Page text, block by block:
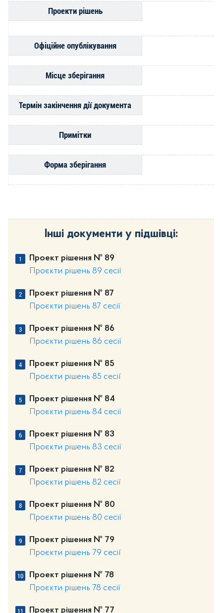
Проекти рішень
Офіційне опублікування
Місце зберігання
Термін закінчення дії документа
Примітки
Форма зберігання
Інші документи у підшівці:
Проект рішення № 89
Проєкти рішень 89 сесії
Проект рішення № 87
Проєкти рішень 87 сесії
Проект рішення № 86
Проєкти рішень 86 сесії
Проект рішення № 85
Проєкти рішень 85 сесії
Проект рішення № 84
Проєкти рішень 84 сесії
Проект рішення № 83
Проєкти рішень 83 сесії
Проект рішення № 82
Проєкти рішень 82 сесії
Проект рішення № 80
Проєкти рішень 80 сесії
Проект рішення № 79
Проєкти рішень 79 сесії
Проект рішення № 78
Проєкти рішень 78 сесії
Проект рішення № 77